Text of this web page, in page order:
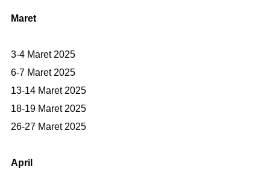
Maret
3-4 Maret 2025
6-7 Maret 2025
13-14 Maret 2025
18-19 Maret 2025
26-27 Maret 2025
April